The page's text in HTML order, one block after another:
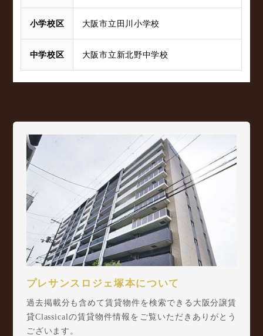
小学校区 大阪市立田川小学校
中学校区 大阪市立新北野中学校
プレサンスロジェ塚本について
過去掲載分も含めて賃貸物件を検索できる大阪分譲賃
貸Classicalの賃貸物件情報をご覧いただきありがとう
ございます。